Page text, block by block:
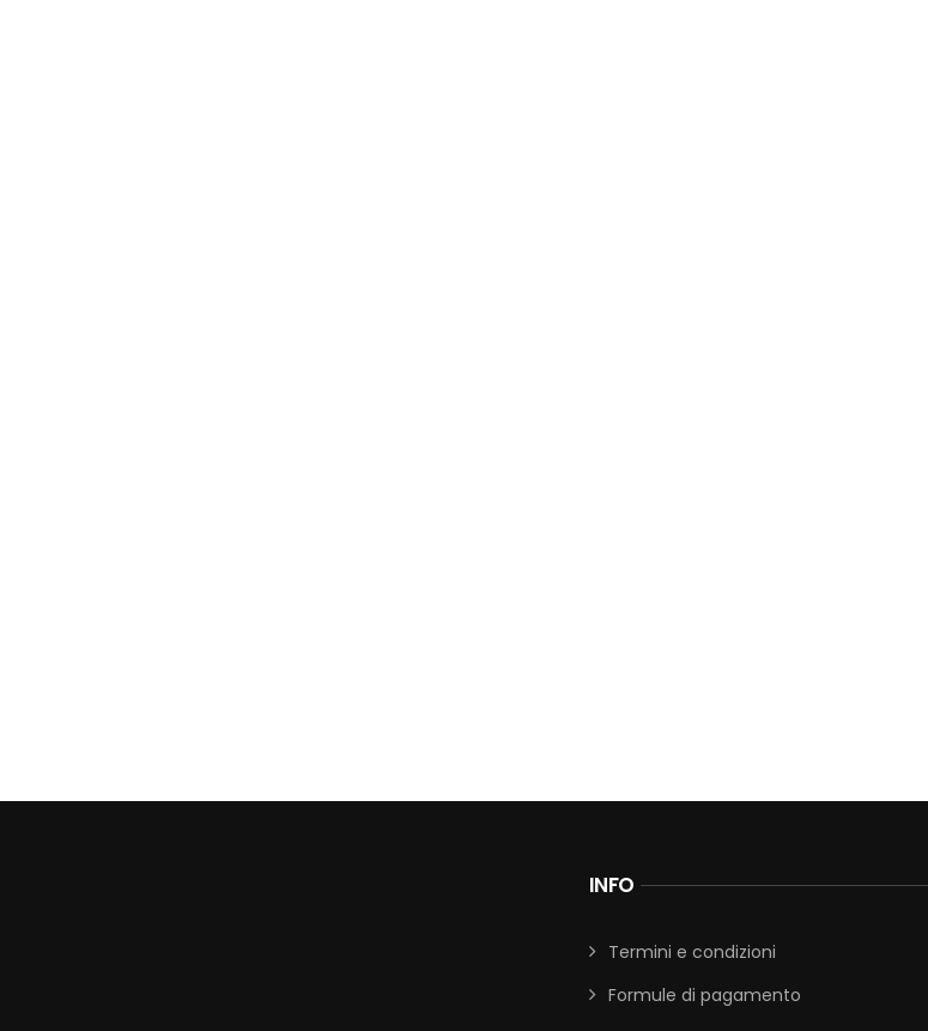
INFO
Termini e condizioni
Formule di pagamento